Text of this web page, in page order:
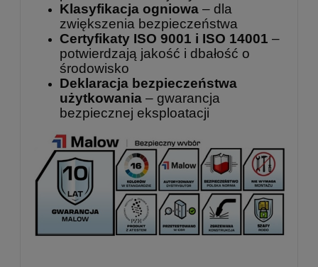
Klasyfikacja ogniowa – dla
zwiększenia bezpieczeństwa
Certyfikaty ISO 9001 i ISO 14001 –
potwierdzają jakość i dbałość o
środowisko
Deklaracja bezpieczeństwa
użytkowania – gwarancja
bezpiecznej eksploatacji